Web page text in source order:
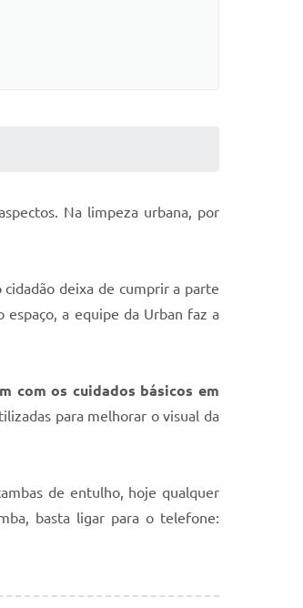
Na limpeza urbana, por
deixa de cumprir a parte
a equipe da Urban faz a
com os cuidados básicos em
para melhorar o visual da
de entulho, hoje qualquer
basta ligar para o telefone: